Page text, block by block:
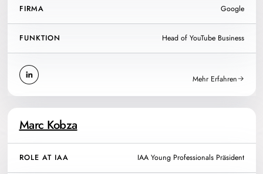
FIRMA Google
FUNKTION Head of YouTube Business
Mehr Erfahren
Marc Kobza
ROLE AT IAA IAA Young Professionals Präsident